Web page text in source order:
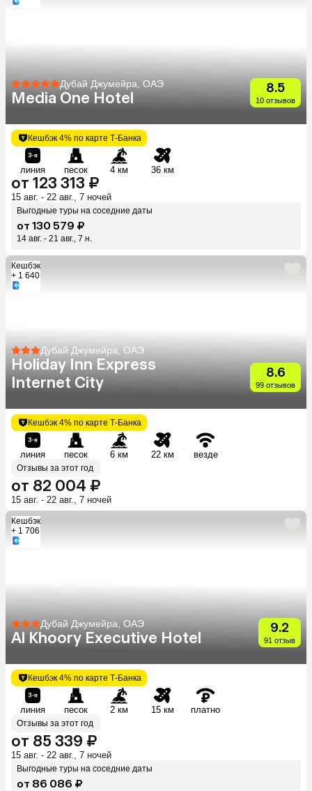
Дубай Джумейра, ОАЭ
Media One Hotel
8.5
10 отзывов
Кешбэк 4% по карте Т-Банка
линия песок 4 км 36 км
от 123 313 ₽
15 авг. - 22 авг., 7 ночей
Выгодные туры на соседние даты
от 130 579 ₽
14 авг. - 21 авг., 7 н.
Кешбэк
+ 1 640
Дубай Джумейра, ОАЭ
Holiday Inn Express
Internet City
8.6
99 отзывов
Кешбэк 4% по карте Т-Банка
линия песок 6 км 22 км везде
Отзывы за этот год
от 82 004 ₽
15 авг. - 22 авг., 7 ночей
Кешбэк
+ 1 706
Дубай Джумейра, ОАЭ
Al Khoory Executive Hotel
9.2
91 отзыв
Кешбэк 4% по карте Т-Банка
линия песок 2 км 15 км платно
Отзывы за этот год
от 85 339 ₽
15 авг. - 22 авг., 7 ночей
Выгодные туры на соседние даты
от 86 086 ₽